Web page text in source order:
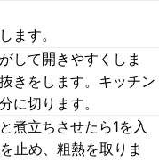
ます。
して開きやすくしま
きをします。キッチン
に切ります。
煮立ちさせたら1を入
止め、粗熱を取りま